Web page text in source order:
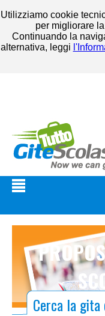
Utilizziamo cookie
per migliorare
Continuando la
alternativa, leggi
Cerca la